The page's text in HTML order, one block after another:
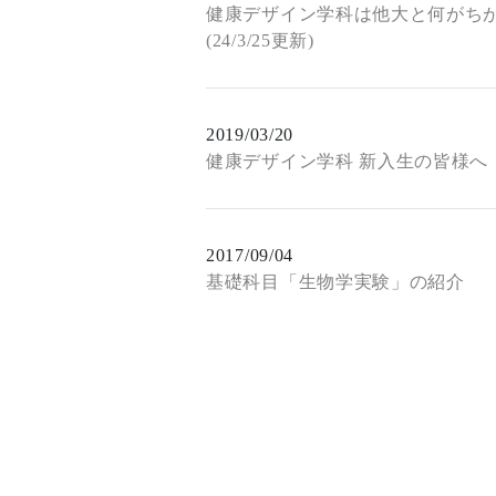
健康デザイン学科は他大と何がち
(24/3/25更新)
2019/03/20
健康デザイン学科 新入生の皆様へ
2017/09/04
基礎科目「生物学実験」の紹介